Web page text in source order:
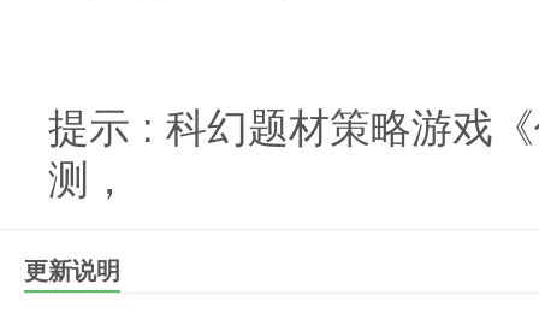
提示 : 科幻题材策略游戏
测，
更新说明